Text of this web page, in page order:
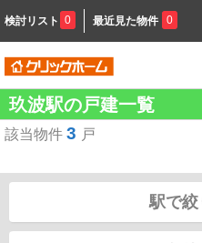
検討リスト 0 最近見た物件 0
玖波駅の戸建一覧
該当物件 3 戸
駅で